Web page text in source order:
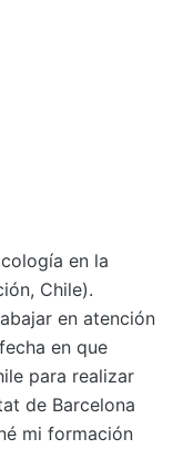
en la
Chile).
en atención
en que
para realizar
de Barcelona
mi formación